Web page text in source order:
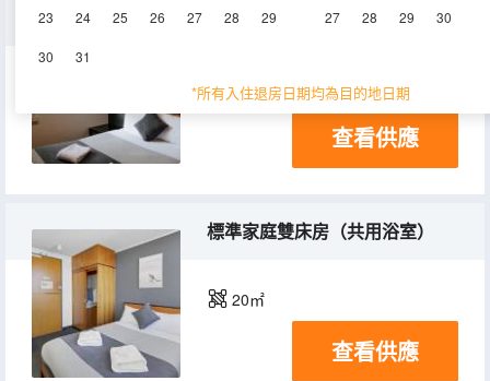
23 24 25 26 27 28 29
30 31
27 28 29 30
*所有入住退房日期均為目的地日期
標準一卧室公寓
45㎡
查看供應
標準家庭雙床房（共用浴室）
20㎡
查看供應